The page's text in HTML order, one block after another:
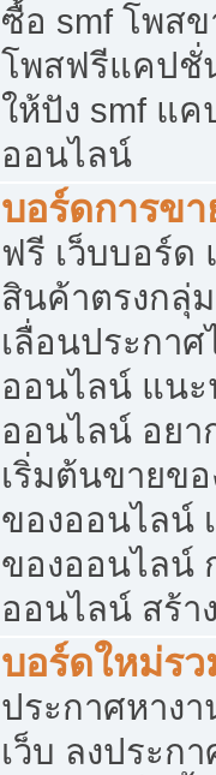
ซื้อ smf โพส
โพสฟรีแคปชั่
ให้ปัง smf แ
ออนไลน์
บอร์ดการข
ฟรี เว็บบอร์ด
สินค้าตรงกลุ่
เลื่อนประกา
ออนไลน์ แนะ
ออนไลน์ อย
เริ่มต้นขายข
ของออนไลน์
ของออนไลน์
ออนไลน์ สร้า
บอร์ดใหม่ร
ประกาศหาง
เว็บ ลงประก